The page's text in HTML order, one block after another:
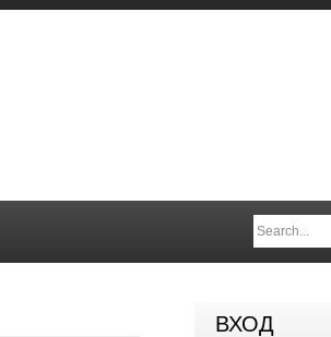
ВХОД